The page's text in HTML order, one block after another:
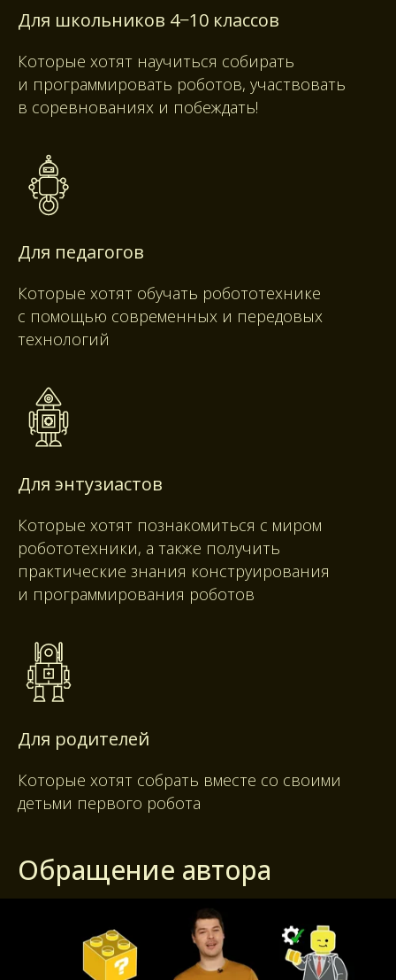
Для школьников 4−10 классов
Которые хотят научиться собирать
и программировать роботов, участвовать
в соревнованиях и побеждать!
Для педагогов
Которые хотят обучать робототехнике
с помощью современных и передовых
технологий
Для энтузиастов
Которые хотят познакомиться с миром
робототехники, а также получить
практические знания конструирования
и программирования роботов
Для родителей
Которые хотят собрать вместе со своими
детьми первого робота
Обращение автора